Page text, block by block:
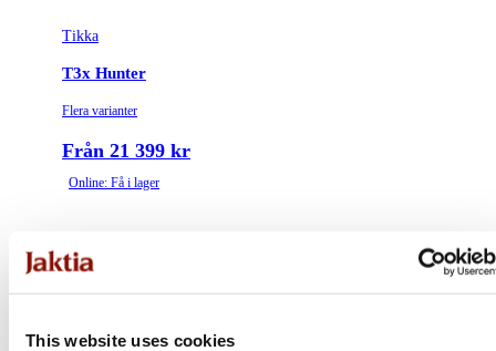
This website uses cookies
Tikka
T3x Hunter
Flera varianter
Från 21 399 kr
Online: Få i lager